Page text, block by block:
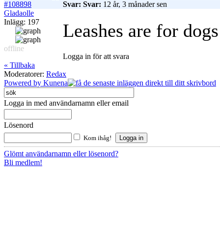
#108898
Svar: Svar: 12 år, 3 månader sen
Gladaolle
Inlägg: 197
offline
Leashes are for
Logga in för att svara
« Tillbaka
Moderatorer: Redax
Powered by Kunena
Logga in med användarnamn eller email
Lösenord
Kom ihåg!
Glömt användarnamn eller lösenord?
Bli medlem!